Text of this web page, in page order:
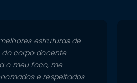
estruturas de
do corpo docente
o meu foco, me
e respeitados